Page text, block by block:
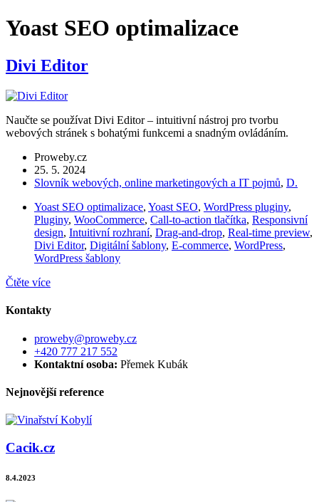
Yoast SEO optimalizace
Divi Editor
Naučte se používat Divi Editor – intuitivní nástroj pro tvorbu
webových stránek s bohatými funkcemi a snadným ovládáním.
Proweby.cz
25. 5. 2024
Slovník webových, online marketingových a IT pojmů, D.
Yoast SEO optimalizace, Yoast SEO, WordPress pluginy,
Pluginy, WooCommerce, Call-to-action tlačítka, Responsivní
design, Intuitivní rozhraní, Drag-and-drop, Real-time preview,
Divi Editor, Digitální šablony, E-commerce, WordPress,
WordPress šablony
Čtěte více
Kontakty
proweby@proweby.cz
+420 777 217 552
Kontaktní osoba: Přemek Kubák
Nejnovější reference
Cacik.cz
8.4.2023